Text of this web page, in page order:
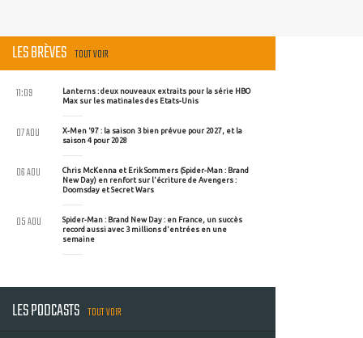
LES BRÈVES TOUT VOIR
Lanterns : deux nouveaux extraits pour la série HBO
Max sur les matinales des Etats-Unis
11:09
X-Men '97 : la saison 3 bien prévue pour 2027, et la
saison 4 pour 2028
07 AOU
Chris McKenna et Erik Sommers (Spider-Man : Brand
New Day) en renfort sur l'écriture de Avengers :
Doomsday et Secret Wars
06 AOU
Spider-Man : Brand New Day : en France, un succès
record aussi avec 3 millions d'entrées en une
semaine
05 AOU
LES PODCASTS TOUT VOIR